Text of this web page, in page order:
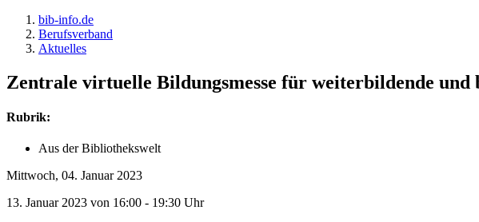
bib-info.de
Berufsverband
Aktuelles
Zentrale virtuelle Bildungsmesse für weiterbildende und
Rubrik:
Aus der Bibliothekswelt
Mittwoch, 04. Januar 2023
13. Januar 2023 von 16:00 - 19:30 Uhr